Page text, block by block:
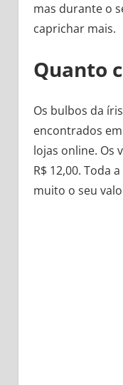
mas durante o
caprichar mais.
Quanto
Os bulbos da
encontrados
lojas online. Os
R$ 12,00. Toda
muito o seu